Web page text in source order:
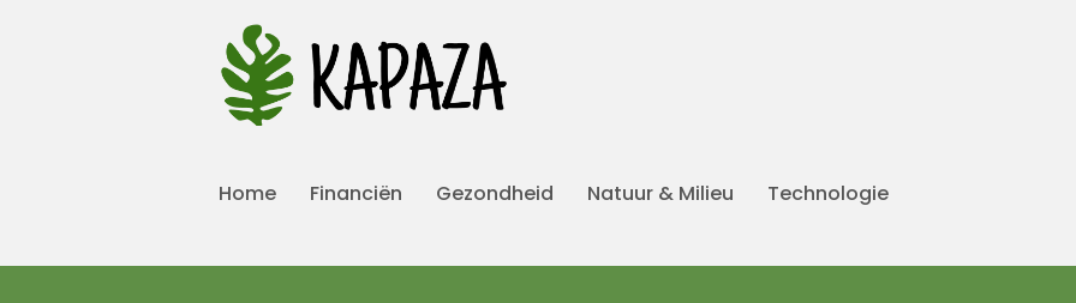
Home Financiën Gezondheid Natuur & Milieu Technologie